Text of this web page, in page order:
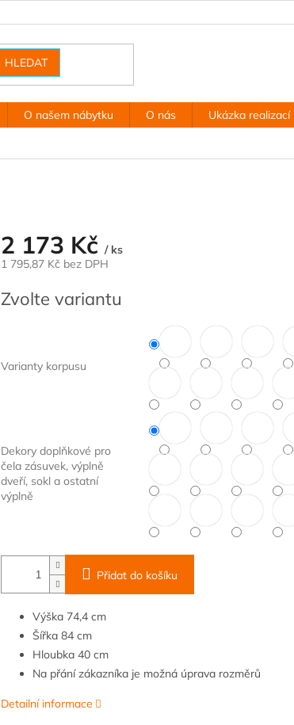
HLEDAT
O našem nábytku O nás Ukázka realizací
2 173 Kč / ks
1 795,87 Kč bez DPH
cena:
Zvolte variantu
Varianty korpusu
Dekory doplňkové pro
čela zásuvek, výplně
dveří, sokl a ostatní
výplně
Přidat do košíku
Výška 74,4 cm
Šířka 84 cm
Hloubka 40 cm
Na přání zákazníka je možná úprava rozměrů
Detailní informace